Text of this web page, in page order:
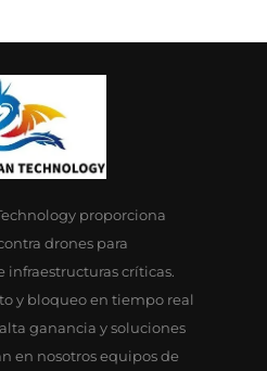
proporciona
drones para
infraestructuras críticas.
y bloqueo en tiempo real
ganancia y soluciones
en nosotros equipos de